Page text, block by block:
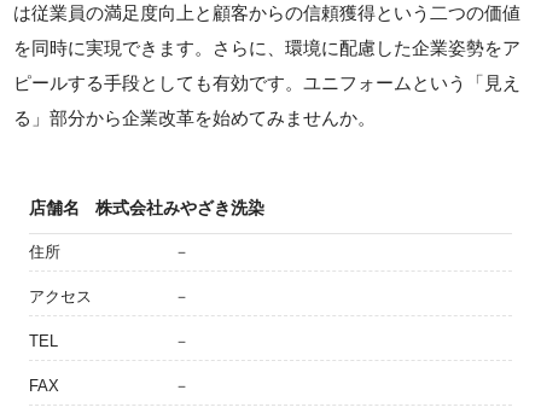
は従業員の満足度向上と顧客からの信頼獲得という二つの価値
を同時に実現できます。さらに、環境に配慮した企業姿勢をア
ピールする手段としても有効です。ユニフォームという「見え
る」部分から企業改革を始めてみませんか。
店舗名 株式会社みやざき洗染
住所 －
アクセス －
TEL －
FAX －